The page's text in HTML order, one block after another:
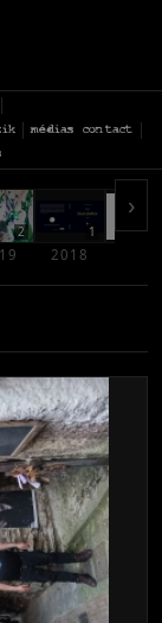
médias
contact
2 1
2018
›